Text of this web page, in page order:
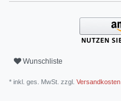
Wunschliste
* inkl. ges. MwSt. zzgl. Versandkosten